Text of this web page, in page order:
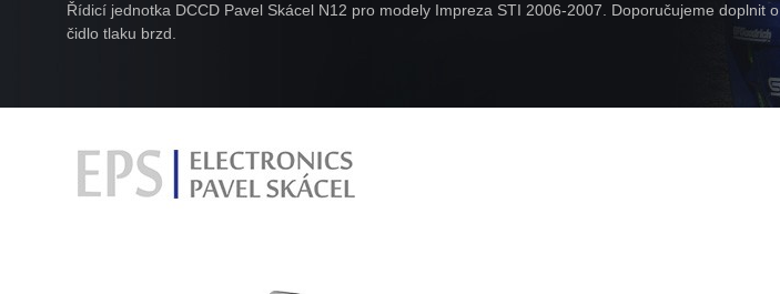
Řídicí jednotka DCCD Pavel Skácel N12 pro modely Impreza STI 2006-2007. Doporučujeme doplnit o
čidlo tlaku brzd.